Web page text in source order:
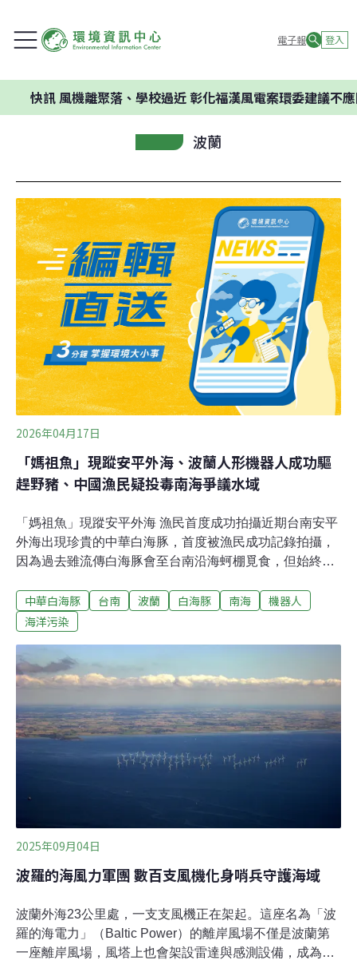
電子報 登入
風機離聚落、學校過近 彰化福漢風電案環委建議不應開發
波蘭
2026年04月17日
「媽祖魚」現蹤安平外海、波蘭人形機器人成功驅
趕野豬、中國漁民疑投毒南海爭議水域
「媽祖魚」現蹤安平外海 漁民首度成功拍攝近期台南安平
外海出現珍貴的中華白海豚，首度被漁民成功記錄拍攝，
因為過去雖流傳白海豚會至台南沿海蚵棚覓食，但始終缺
台南沿海復育逐步見效。（公視 報導）宜蘭水資中心遭控
排污廢水 縣府：確認後將清淤宜蘭水資中心因處理量能不
河川污染，也影響東港村漁民生計，臭味問題更是擾民，
地方爭取宜蘭河清淤。地方也質疑公所水資中心回饋金分
麼分配利用代表會有共識。（公視 報導）
中華白海豚 台南 波蘭 白海豚 南海
機器人
海洋污染
2025年09月04日
波羅的海風力軍團 數百支風機化身哨兵守護海域
波蘭外海23公里處，一支支風機正在架起。這座名為「波
羅的海電力」（Baltic Power）的離岸風場不僅是波蘭第
一座離岸風場，風塔上也會架設雷達與感測設備，成為